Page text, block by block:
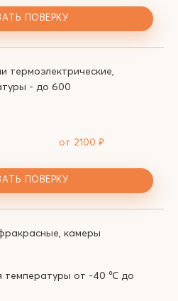
ПОВЕРКУ
термоэлектрические,
- до 600
от 2100 ₽
ПОВЕРКУ
камеры
температуры от -40 ℃ до